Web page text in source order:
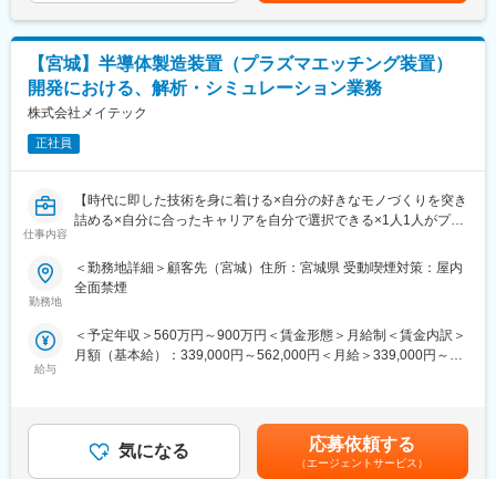
案や技術課題解決を担うポジションです。
世界トップレベルの自動車部品開発に携わり、設計成立性を左右
する開発上流工程で活躍いただきます。
■業務詳細
◇EPS製品の開発・設計支援
・電動パワーステアリングの新製品開発におけるCAE技術支援
◇CAE解析業務
・線形構造解析
・振動・騒音解析（NVH）
・機構解析（マルチボディシミュレーション）
・解析モデル構築および解析条件設定
・解析結果の評価、考察および改善提案
・設計部門、実験部門との技術折衝
・市場不具合や品質課題に対する原因分析
・CAE活用による開発効率化および品質向上推進
【宮城】半導体製造装置（プラズマエッチング装置）
開発における、解析・シミュレーション業務
株式会社メイテック
正社員
仕事内容
【時代に即した技術を身に着ける×自分の好きなモノづくりを突き
詰める×自分に合ったキャリアを自分で選択できる×1人1人がプロ
～転職回数多い方でも歓迎／多くの業界に展開することで安定◎
／研修費用は売上の8%を投資／生涯プロエンジニア～
半導体製造装置開発の中で、解析・シミュレーション業務を主体
に設計業務にご対応いただきます。関連部署やエンドユーザーと
■業務フェーズ：
設計補助担当
勤務地
＜勤務地詳細＞顧客先（宮城）住所：宮城県 受動喫煙対策：屋内
全面禁煙
給与
＜予定年収＞560万円～900万円＜賃金形態＞月給制＜賃金内訳＞
月額（基本給）：339,000円～562,000円＜月給＞339,000円～
す。月給(月額)は固定手当を含めた表記です。
気になる 応募依頼する
（エージェントサービス）